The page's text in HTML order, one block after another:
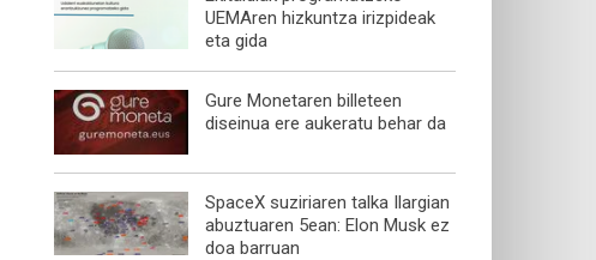
UEMAren hizkuntza irizpideak
eta gida
Gure Monetaren billeteen
diseinua ere aukeratu behar da
SpaceX suziriaren talka Ilargian
abuztuaren 5ean: Elon Musk ez
doa barruan